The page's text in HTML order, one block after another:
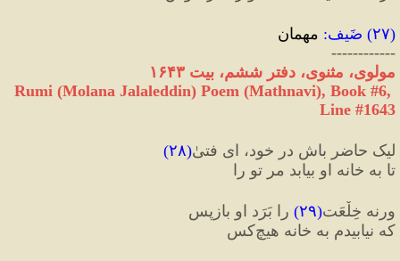
(۲۷) ضَیف: مهمان
------------
مولوی، مثنوی، دفتر ششم، بیت ١۶۴٣
Rumi (Molana Jalaleddin) Poem (Mathnavi), Book #6,
Line #1643
لیک حاضر باش در خود، ای فتیٰ(۲۸)
تا به خانه او بیابد مر تو را
ورنه خِلْعَت(۲۹) را بَرَد او بازپس
که نیابیدم به خانه‌ هیچ‌کس